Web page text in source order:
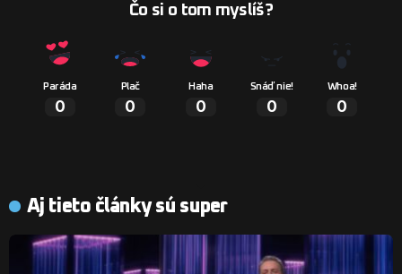
Čo si o tom myslíš?
Paráda
0
Plač
0
Haha
0
Snáď nie!
0
Whoa!
0
Aj tieto články sú super